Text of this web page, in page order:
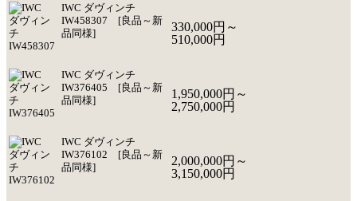
IWC ダヴィンチ
IW458307 [良品～新
品同様]
330,000円～
510,000円
IWC ダヴィンチ
IW376405 [良品～新
品同様]
1,950,000円～
2,750,000円
IWC ダヴィンチ
IW376102 [良品～新
品同様]
2,000,000円～
3,150,000円